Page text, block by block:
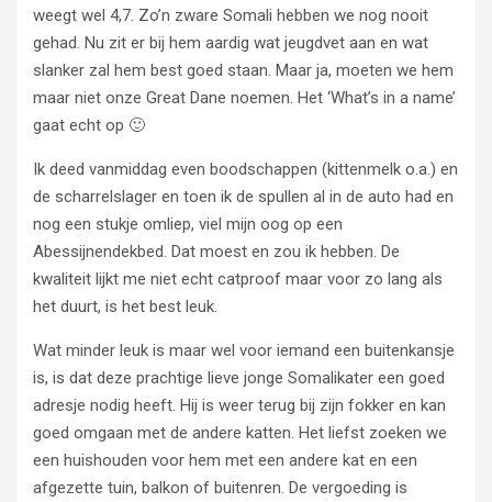
weegt wel 4,7. Zo’n zware Somali hebben we nog nooit
gehad. Nu zit er bij hem aardig wat jeugdvet aan en wat
slanker zal hem best goed staan. Maar ja, moeten we hem
maar niet onze Great Dane noemen. Het ‘What’s in a name’
gaat echt op 🙂
Ik deed vanmiddag even boodschappen (kittenmelk o.a.) en
de scharrelslager en toen ik de spullen al in de auto had en
nog een stukje omliep, viel mijn oog op een
Abessijnendekbed. Dat moest en zou ik hebben. De
kwaliteit lijkt me niet echt catproof maar voor zo lang als
het duurt, is het best leuk.
Wat minder leuk is maar wel voor iemand een buitenkansje
is, is dat deze prachtige lieve jonge Somalikater een goed
adresje nodig heeft. Hij is weer terug bij zijn fokker en kan
goed omgaan met de andere katten. Het liefst zoeken we
een huishouden voor hem met een andere kat en een
afgezette tuin, balkon of buitenren. De vergoeding is